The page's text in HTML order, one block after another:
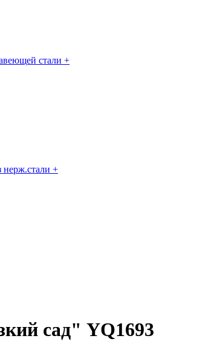
стали +
нерж.стали +
сад" YQ1693